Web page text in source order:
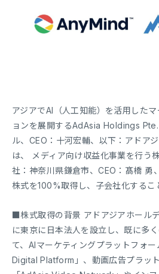
アジアでAI（人工知能）を活用した
ョンを展開するAdAsia Holdings
ル、CEO：十河宏輔、以下：アドア
は、 メディア向け収益化事業を行う
社：神奈川県鎌倉市、CEO：髙橋 勇
株式を100%取得し、子会社化するこ
■株式取得の背景 アドアジアホール
に東京に日本法人を設立し、既に多
て、AIマーケティングプラットフォ
Digital Platform」、動画広告プラッ